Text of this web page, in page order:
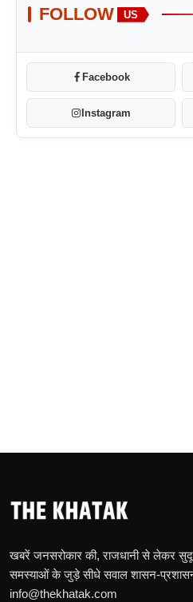
FOLLOW US
Facebook
Instagram
खबरें जनसरोकार की, राजधानी से लेकर
समस्याओं के जुड़े सीधे सवाल शासन-
info@thekhatak.com